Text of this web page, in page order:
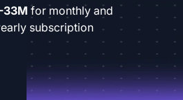
33M for monthly and
subscription